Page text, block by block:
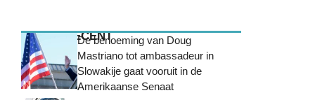
MEEST RECENTDe benoeming van Doug
Mastriano tot ambassadeur in
Slowakije gaat vooruit in de
Amerikaanse Senaat